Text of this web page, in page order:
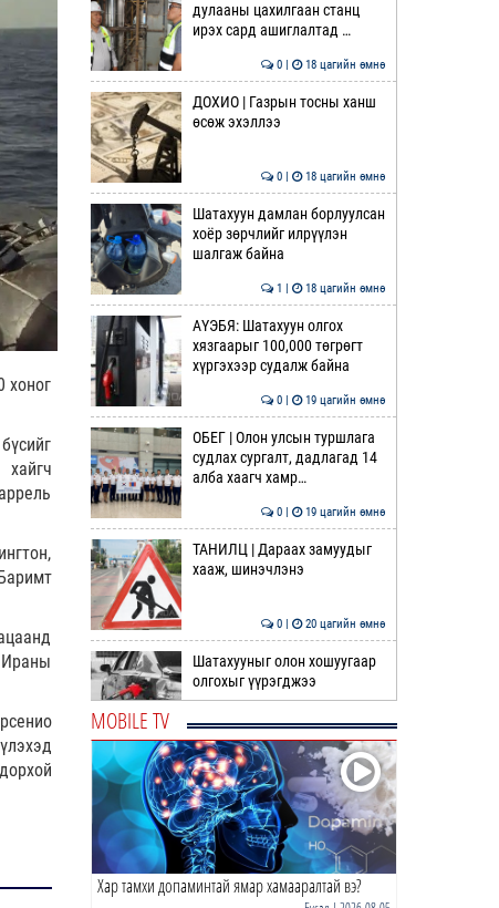
хоног
дулааны цахилгаан станц
ирэх сард ашиглалтад …
0 | 18 цагийн өмнө
ДОХИО | Газрын тосны ханш
өсөж эхэллээ
0 | 18 цагийн өмнө
Шатахуун дамлан борлуулсан
хоёр зөрчлийг илрүүлэн
шалгаж байна
1 | 18 цагийн өмнө
АҮЭБЯ: Шатахуун олгох
хязгаарыг 100,000 төгрөгт
хүргэхээр судалж байна
0 | 19 цагийн өмнө
ОБЕГ | Олон улсын туршлага
судлах сургалт, дадлагад 14
алба хаагч хамр…
0 | 19 цагийн өмнө
ТАНИЛЦ | Дараах замуудыг
хааж, шинэчлэнэ
0 | 20 цагийн өмнө
Шатахууныг олон хошуугаар
олгохыг үүрэгджээ
“Нүүрс пиролизийн үйлдвэр”-
ийг төр, хувийн хэвшлийн
түншлэлээр хэрэгжү…
0 | 21 цагийн өмнө
"COP17 ба COP31 хурлын
MOBILE TV
Хар тамхи допаминтай ямар хамааралтай вэ?